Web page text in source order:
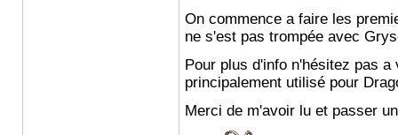
On commence a faire les
ne s'est pas trompée avec
Pour plus d'info n'hésitez pas
principalement utilisé pour
Merci de m'avoir lu et passer